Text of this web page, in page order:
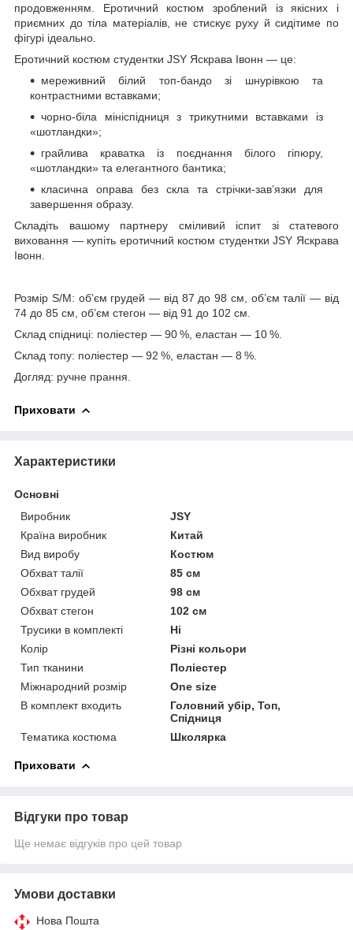
продовженням. Еротичний костюм зроблений із якісних і
приємних до тіла матеріалів, не стискує руху й сидітиме по
фігурі ідеально.
Еротичний костюм студентки JSY Яскрава Івонн — це:
мереживний білий топ-бандо зі шнурівкою та
контрастними вставками;
чорно-біла мініспідниця з трикутними вставками із
«шотландки»;
грайлива краватка із поєднання білого гіпюру,
«шотландки» та елегантного бантика;
класична оправа без скла та стрічки-зав’язки для
завершення образу.
Складіть вашому партнеру сміливий іспит зі статевого
виховання — купіть еротичний костюм студентки JSY Яскрава
Івонн.
Розмір S/M: об’єм грудей — від 87 до 98 см, об’єм талії — від
74 до 85 см, об’єм стегон — від 91 до 102 см.
Склад спідниці: поліестер — 90 %, еластан — 10 %.
Склад топу: поліестер — 92 %, еластан — 8 %.
Догляд: ручне прання.
Приховати
Характеристики
Основні
Виробник
JSY
Країна виробник
Китай
Вид виробу
Костюм
Обхват талії
85 см
Обхват грудей
98 см
Обхват стегон
102 см
Трусики в комплекті
Ні
Колір
Різні кольори
Тип тканини
Поліестер
Міжнародний розмір
One size
В комплект входить
Головний убір, Топ,
Спідниця
Тематика костюма
Школярка
Приховати
Відгуки про товар
Ще немає відгуків про цей товар
Умови доставки
Нова Пошта